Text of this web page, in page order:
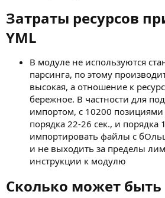
Затраты ресурсов
YML​
В модуле не используются
парсинга, по этому
высокая, а отношение к
бережное. В частности для
импортом, с 10200
порядка 22-26 сек., и
импортировать файлы с
и не выходить за пределы
инструкции к модулю
Сколько может